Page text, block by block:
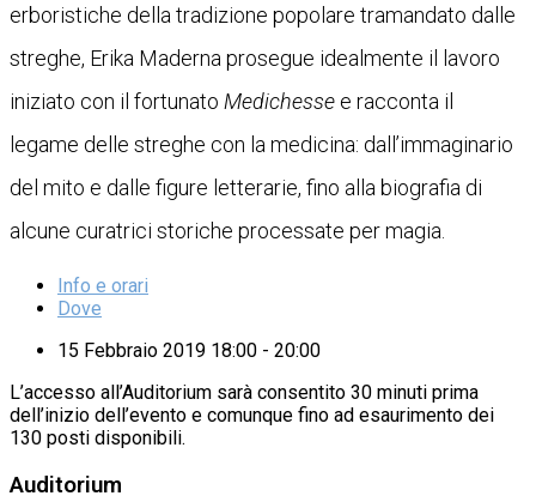
erboristiche della tradizione popolare tramandato dalle
streghe, Erika Maderna prosegue idealmente il lavoro
iniziato con il fortunato Medichesse e racconta il
legame delle streghe con la medicina: dall’immaginario
del mito e dalle figure letterarie, fino alla biografia di
alcune curatrici storiche processate per magia.
Info e orari
Dove
15 Febbraio 2019 18:00 - 20:00
L’accesso all’Auditorium sarà consentito 30 minuti prima
dell’inizio dell’evento e comunque fino ad esaurimento dei
130 posti disponibili.
Auditorium